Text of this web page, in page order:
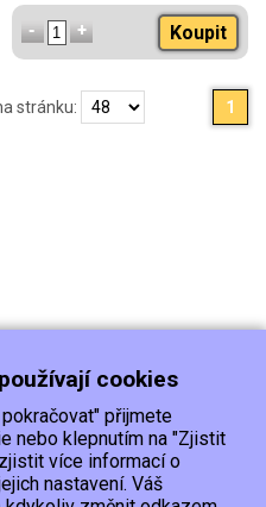
Koupit
stránku: 1
Kontakt/Reklamace
cookies
přijmete
nebo klepnutím na "Zjistit
více informací o
nastavení. Váš